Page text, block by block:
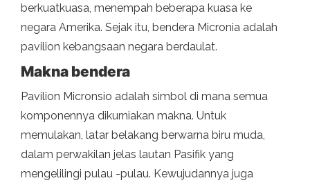
berkuatkuasa, menempah beberapa kuasa ke
negara Amerika. Sejak itu, bendera Micronia adalah
pavilion kebangsaan negara berdaulat.
Makna bendera
Pavilion Micronsio adalah simbol di mana semua
komponennya dikurniakan makna. Untuk
memulakan, latar belakang berwarna biru muda,
dalam perwakilan jelas lautan Pasifik yang
mengelilingi pulau -pulau. Kewujudannya juga